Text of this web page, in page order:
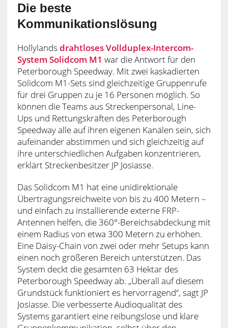
Die beste
Kommunikationslösung
Hollylands drahtloses Vollduplex-Intercom-
System Solidcom M1 war die Antwort für den
Peterborough Speedway. Mit zwei kaskadierten
Solidcom M1-Sets sind gleichzeitige Gruppenrufe
für drei Gruppen zu je 16 Personen möglich. So
können die Teams aus Streckenpersonal, Line-
Ups und Rettungskräften des Peterborough
Speedway alle auf ihren eigenen Kanälen sein, sich
aufeinander abstimmen und sich gleichzeitig auf
ihre unterschiedlichen Aufgaben konzentrieren,
erklärt Streckenbesitzer JP Josiasse.
Das Solidcom M1 hat eine unidirektionale
Übertragungsreichweite von bis zu 400 Metern –
und einfach zu installierende externe FRP-
Antennen helfen, die 360°-Bereichsabdeckung mit
einem Radius von etwa 300 Metern zu erhöhen.
Eine Daisy-Chain von zwei oder mehr Setups kann
einen noch größeren Bereich unterstützen. Das
System deckt die gesamten 63 Hektar des
Peterborough Speedway ab. „Überall auf diesem
Grundstück funktioniert es hervorragend“, sagt JP
Josiasse. Die verbesserte Audioqualität des
Systems garantiert eine reibungslose und klare